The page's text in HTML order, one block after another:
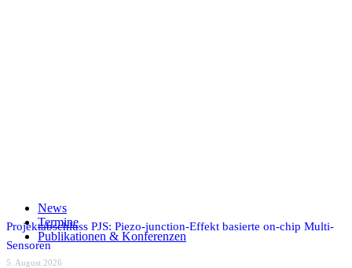
Teilen auf LinkedIn
Per E-Mail teilen
News
Termine
Publikationen & Konferenzen
Projektabschluss PJS: Piezo-junction-Effekt basierte on-chip Multi-
Sensoren
5. August 2026